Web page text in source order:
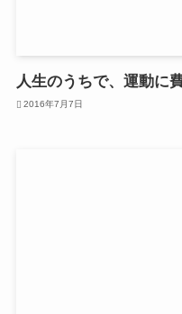
人生のうちで、運動に
2016年7月7日